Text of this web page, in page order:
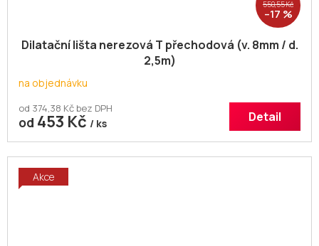
550,55 Kč
–17 %
Dilatační lišta nerezová T přechodová (v. 8mm / d.
2,5m)
na objednávku
od 374,38 Kč bez DPH
od 453 Kč / ks Detail
Akce